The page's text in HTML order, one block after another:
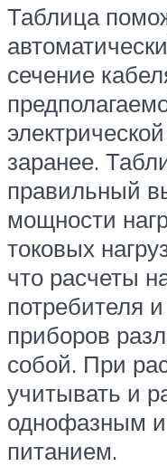
Таблица
сечение
заранее.
правильный
мощности
токовых
что расчеты
потребителя
приборов
собой. При
учитывать и
однофазным
питанием.